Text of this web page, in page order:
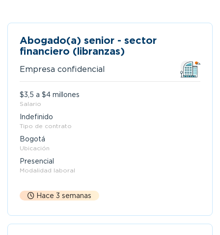
Abogado(a) senior - sector
financiero (libranzas)
Empresa confidencial
$3,5 a $4 millones
Salario
Indefinido
Tipo de contrato
Bogotá
Ubicación
Presencial
Modalidad laboral
Hace 3 semanas